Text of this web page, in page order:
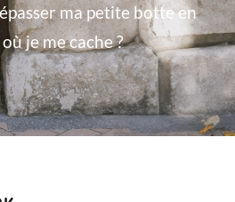
ma petite botte en
je me cache ?